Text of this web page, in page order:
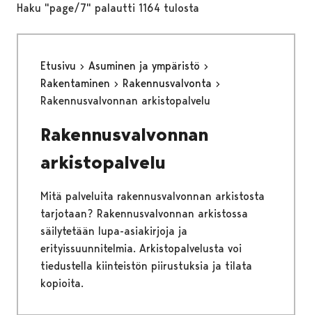
Haku "page/7" palautti 1164 tulosta
Etusivu
Asuminen ja ympäristö
Rakentaminen
Rakennusvalvonta
Rakennusvalvonnan arkistopalvelu
Rakennusvalvonnan
arkistopalvelu
Mitä palveluita rakennusvalvonnan arkistosta
tarjotaan? Rakennusvalvonnan arkistossa
säilytetään lupa-asiakirjoja ja
erityissuunnitelmia. Arkistopalvelusta voi
tiedustella kiinteistön piirustuksia ja tilata
kopioita.